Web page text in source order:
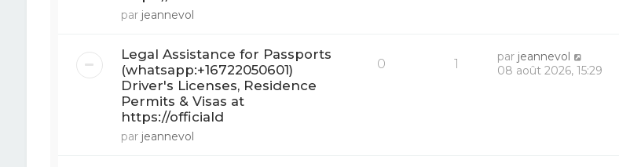
par jeannevol
Legal Assistance for Passports
(whatsapp:+16722050601)
Driver's Licenses, Residence
Permits & Visas at
https://officiald
par jeannevol
0 1 par jeannevol
08 août 2026, 15:29